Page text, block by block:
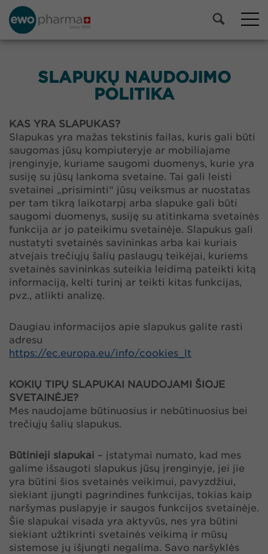
SLAPUKŲ NAUDOJIMO
POLITIKA
KAS YRA SLAPUKAS?
Slapukas yra mažas tekstinis failas, kuris gali būti
saugomas jūsų kompiuteryje ar mobiliajame
įrenginyje, kuriame saugomi duomenys, kurie yra
susiję su jūsų lankoma svetaine. Tai gali leisti
svetainei „prisiminti“ jūsų veiksmus ar nuostatas
per tam tikrą laikotarpį arba slapuke gali būti
saugomi duomenys, susiję su atitinkama svetainės
funkcija ar jo pateikimu svetainėje. Slapukus gali
nustatyti svetainės savininkas arba kai kuriais
atvejais trečiųjų šalių paslaugų teikėjai, kuriems
svetainės savininkas suteikia leidimą pateikti kitą
informaciją, kelti turinį ar teikti kitas funkcijas,
pvz., atlikti analizę.
Daugiau informacijos apie slapukus galite rasti
adresu
https://ec.europa.eu/info/cookies_lt
KOKIŲ TIPŲ SLAPUKAI NAUDOJAMI ŠIOJE
SVETAINĖJE?
Mes naudojame būtinuosius ir nebūtinuosius bei
trečiųjų šalių slapukus.
Būtinieji slapukai – įstatymai numato, kad mes
galime išsaugoti slapukus jūsų įrenginyje, jei jie
yra būtini šios svetainės veikimui, pavyzdžiui,
siekiant įjungti pagrindines funkcijas, tokias kaip
naršymas puslapyje ir saugos funkcijos svetainėje.
Šie slapukai visada yra aktyvūs, nes yra būtini
siekiant užtikrinti svetainės veikimą ir mūsų
sistemose jų išjungti negalima. Savo naršyklės